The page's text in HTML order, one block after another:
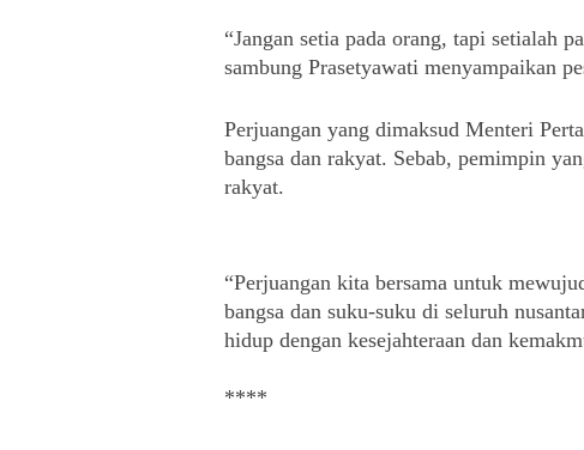
“Jangan setia pada orang, tapi setialah
sambung Prasetyawati menyampaikan
Perjuangan yang dimaksud Menteri
bangsa dan rakyat. Sebab, pemimpin
rakyat.
“Perjuangan kita bersama untuk
bangsa dan suku-suku di seluruh
hidup dengan kesejahteraan dan
****